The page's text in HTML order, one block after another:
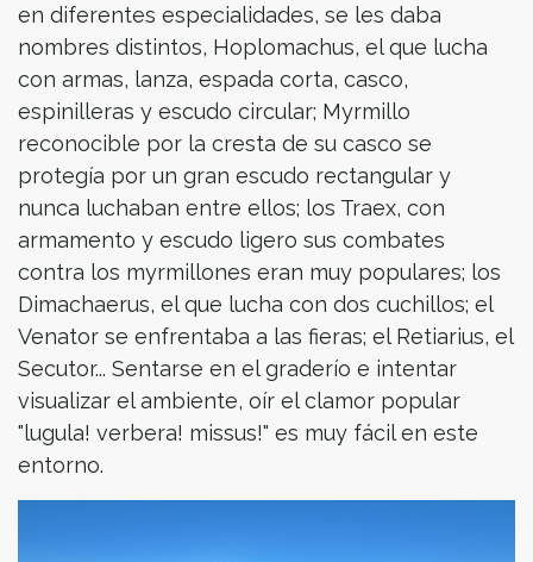
en diferentes especialidades, se les daba
nombres distintos, Hoplomachus, el que lucha
con armas, lanza, espada corta, casco,
espinilleras y escudo circular; Myrmillo
reconocible por la cresta de su casco se
protegía por un gran escudo rectangular y
nunca luchaban entre ellos; los Traex, con
armamento y escudo ligero sus combates
contra los myrmillones eran muy populares; los
Dimachaerus, el que lucha con dos cuchillos; el
Venator se enfrentaba a las fieras; el Retiarius, el
Secutor... Sentarse en el graderío e intentar
visualizar el ambiente, oír el clamor popular
"lugula! verbera! missus!" es muy fácil en este
entorno.